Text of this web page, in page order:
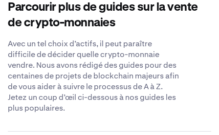
7 j/7, pour répondre à toutes vos questions concernant
la vente d’actifs Solayer.
potentielles. Vous pouvez consulter un conseiller
financier et effectuer des recherches approfondies
Parcourir plus de guides sur la vente
de crypto-monnaies
Avec un tel choix d’actifs, il peut paraître
difficile de décider quelle crypto-monnaie
vendre. Nous avons rédigé des guides pour des
centaines de projets de blockchain majeurs afin
de vous aider à suivre le processus de A à Z.
Jetez un coup d’œil ci-dessous à nos guides les
plus populaires.